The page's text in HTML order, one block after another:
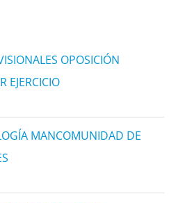
OPOSICIÓN
EJERCICIO
MANCOMUNIDAD DE